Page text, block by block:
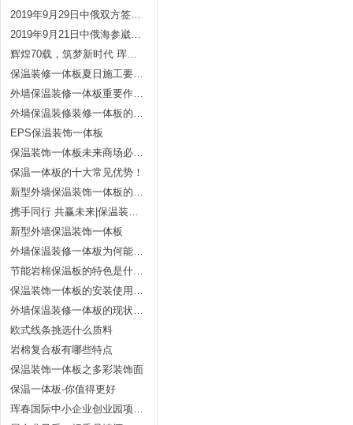
2019年9月29日中俄双方签订了代理协议
2019年9月21日中俄海参崴区签订代理协议
辉煌70载，筑梦新时代 珲春三元集团国庆70周年文艺演出
保温装修一体板夏日施工要留意的事项
外墙保温装修一体板重要作用体现在哪几个方面？
外墙保温装修装修一体板的全体作用
EPS保温装饰一体板
保温装饰一体板未来商场必将强势展开？
保温一体板的十大常见优势！
新型外墙保温装饰一体板的发展趋势
携手同行 共赢未来|保温装饰一体板展开之路，任重而道远
新型外墙保温装饰一体板
外墙保温装修一体板为何能成为新式修建墙体节能的新宠？
节能岩棉保温板的特色是什么？什么是保温一体板？
保温装饰一体板的安装使用要求有哪些？
外墙保温装修一体板的现状与趋势
欧式线条挑选什么质料
岩棉复合板有哪些特点
保温装饰一体板之多彩装饰面
保温一体板-你值得更好
珲春国际中小企业创业园项目进展顺利